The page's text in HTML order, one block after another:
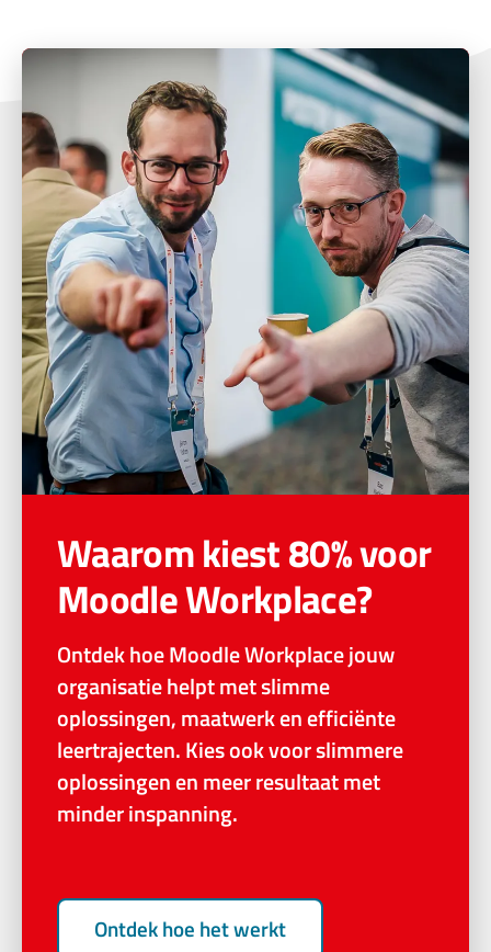
Waarom kiest 80% voor
Moodle Workplace?
Ontdek hoe Moodle Workplace jouw
organisatie helpt met slimme
oplossingen, maatwerk en efficiënte
leertrajecten. Kies ook voor slimmere
oplossingen en meer resultaat met
minder inspanning.
Ontdek hoe het werkt